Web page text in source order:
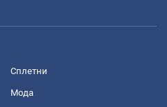
Сплетни
Мода